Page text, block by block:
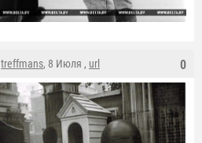
0
treffmans, 8 Июля , url